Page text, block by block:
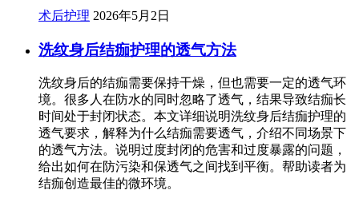
术后护理 2026年5月2日
洗纹身后结痂护理的透气方法
洗纹身后的结痂需要保持干燥，但也需要一定的透气环
境。很多人在防水的同时忽略了透气，结果导致结痂长
时间处于封闭状态。本文详细说明洗纹身后结痂护理的
透气要求，解释为什么结痂需要透气，介绍不同场景下
的透气方法。说明过度封闭的危害和过度暴露的问题，
给出如何在防污染和保透气之间找到平衡。帮助读者为
结痂创造最佳的微环境。